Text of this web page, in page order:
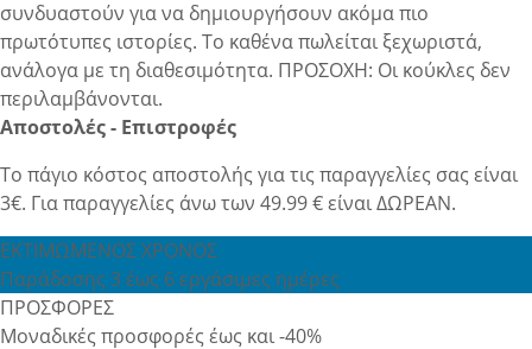
συνδυαστούν για να δημιουργήσουν ακόμα πιο
πρωτότυπες ιστορίες. Το καθένα πωλείται ξεχωριστά,
ανάλογα με τη διαθεσιμότητα. ΠΡΟΣΟΧΗ: Οι κούκλες δεν
περιλαμβάνονται.
Αποστολές - Επιστροφές
Το πάγιο κόστος αποστολής για τις παραγγελίες σας είναι
3€. Για παραγγελίες άνω των 49.99 € είναι ΔΩΡΕΑΝ.
ΕΚΤΙΜΩΜΕΝΟΣ ΧΡΟΝΟΣ
Παράδοσης 3 έως 6 εργάσιμες ημέρες
ΠΡΟΣΦΟΡΕΣ
Μοναδικές προσφορές έως και -40%